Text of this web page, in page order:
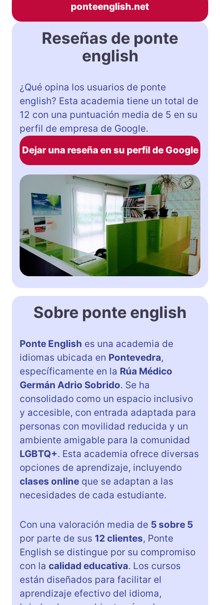
ponteenglish.net
Reseñas de ponte
english
¿Qué opina los usuarios de ponte
english? Esta academia tiene un total de
12 con una puntuación media de 5 en su
perfil de empresa de Google.
Dejar una reseña en su perfil de Google
Sobre ponte english
Ponte English es una academia de
idiomas ubicada en Pontevedra,
específicamente en la Rúa Médico
Germán Adrio Sobrido. Se ha
consolidado como un espacio inclusivo
y accesible, con entrada adaptada para
personas con movilidad reducida y un
ambiente amigable para la comunidad
LGBTQ+. Esta academia ofrece diversas
opciones de aprendizaje, incluyendo
clases online que se adaptan a las
necesidades de cada estudiante.
Con una valoración media de 5 sobre 5
por parte de sus 12 clientes, Ponte
English se distingue por su compromiso
con la calidad educativa. Los cursos
están diseñados para facilitar el
aprendizaje efectivo del idioma,